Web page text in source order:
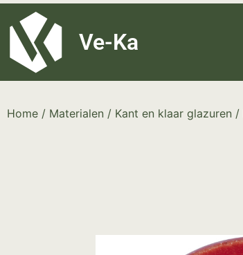
G-8P7N3X5BJ9
Ve-Ka
Home / Materialen / Kant en klaar glazuren /